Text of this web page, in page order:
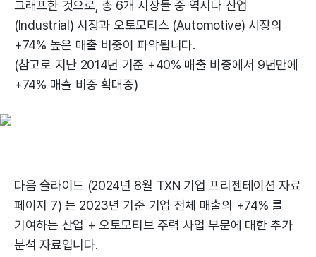
그래프한 것으로, 총 6개 시장들 중 역시나 산업
(Industrial) 시장과 오토모티스 (Automotive) 시장의
+74% 높은 매출 비중이 파악됩니다.
(참고로 지난 2014년 기준 +40% 매출 비중에서 9년만에
+74% 매출 비중 확대중)
다음 슬라이드 (2024년 8월 TXN 기업 프리젠테이션 자료
페이지 7) 는 2023년 기준 기업 전체 매출의 +74% 를
기여하는 산업 + 오토모티브 주력 사업 부문에 대한 추가
분석 자료입니다.